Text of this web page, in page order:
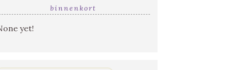
binnenkort
yet!